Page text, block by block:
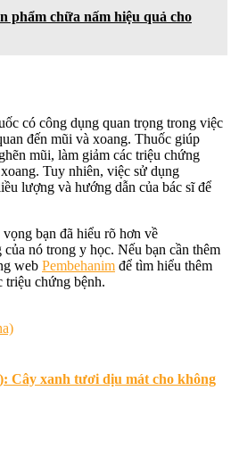
phẩm chữa nấm hiệu quả cho
có công dụng quan trọng trong việc
đến mũi và xoang. Thuốc giúp
mũi, làm giảm các triệu chứng
Tuy nhiên, việc sử dụng
lượng và hướng dẫn của bác sĩ để
bạn đã hiểu rõ hơn về
nó trong y học. Nếu bạn cần thêm
web Pembehanim để tìm hiểu thêm
triệu chứng bệnh.
Cây xanh tươi dịu mát cho không